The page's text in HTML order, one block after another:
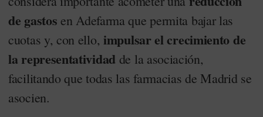
de gastos en Adefarma que permita bajar las
cuotas y, con ello, impulsar el crecimiento de
la representatividad de la asociación,
facilitando que todas las farmacias de Madrid se
asocien.